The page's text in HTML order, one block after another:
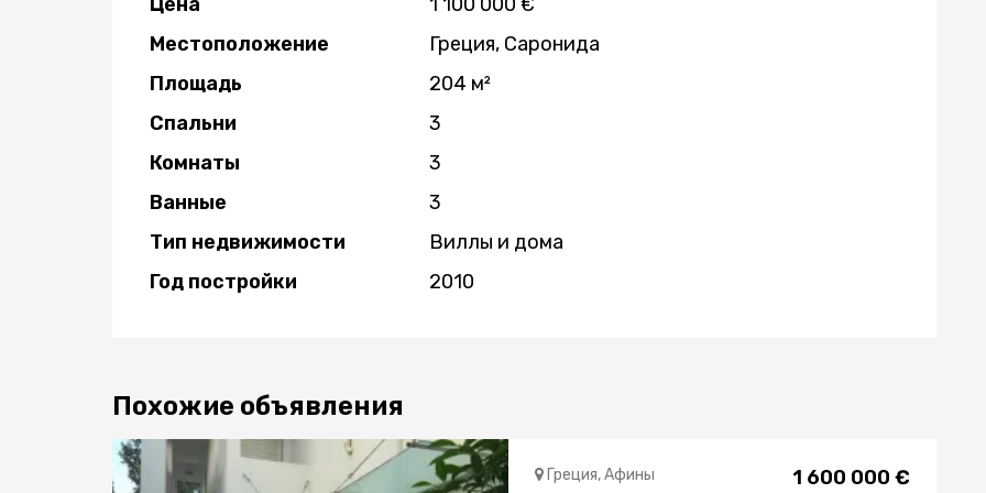
Местоположение
Греция, Саронида
Площадь
204 м²
Спальни
3
Комнаты
3
Ванные
3
Тип недвижимости
Виллы и дома
Год постройки
2010
Похожие объявления
1 600 000 €
Греция, Афины